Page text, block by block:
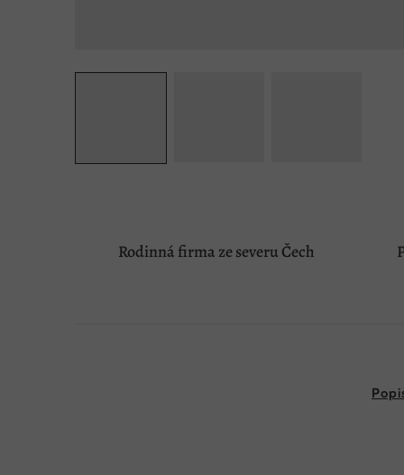
Rodinná firma ze severu Čech